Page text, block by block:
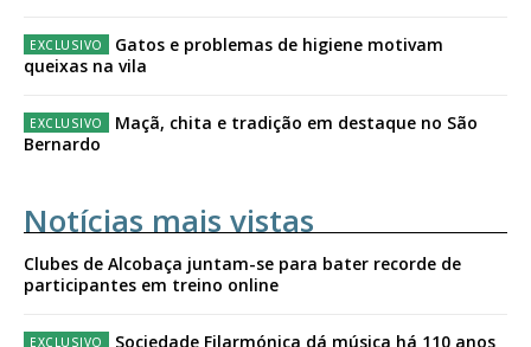
Gatos e problemas de higiene motivam
queixas na vila
Maçã, chita e tradição em destaque no São
Bernardo
Notícias mais vistas
Clubes de Alcobaça juntam-se para bater recorde de
participantes em treino online
Sociedade Filarmónica dá música há 110 anos